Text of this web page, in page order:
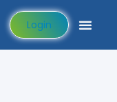
Login